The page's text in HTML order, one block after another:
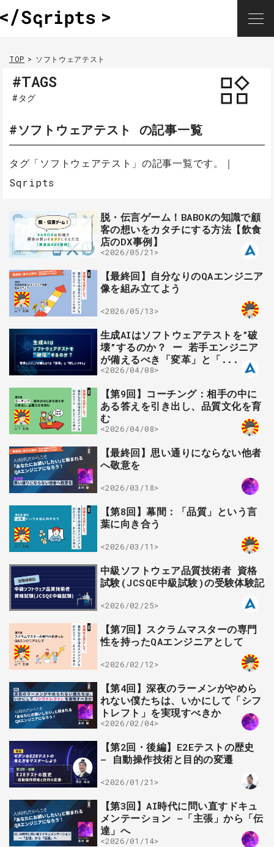
TOP ソフトウェアテスト
#TAGS
#タグ
#ソフトウェアテスト の記事一覧
タグ「ソフトウェアテスト」の記事一覧です。｜
Sqripts
脱・伝言ゲーム！BABOKの知識で顧
客の想いをカタチにする方法【飲食
店のDX事例】
<2026/05/21>
【最終回】自分なりのQAエンジニア
像を組み立てよう
<2026/05/13>
生成AIはソフトウェアテストを”破
壊”するのか？ ー 若手エンジニア
が備えるべき「変革」と「...
<2026/04/08>
【第9回】コーチング：相手の中に
ある答えを引き出し、品質文化を育
む
<2026/04/08>
【最終回】思い通りにならない他者
へ敬意を
<2026/03/18>
【第8回】幕間：「品質」という言
葉に向き合う
<2026/03/11>
中級ソフトウェア品質技術者 資格
試験(JCSQE中級試験)の受験体験記
<2026/02/25>
【第7回】スクラムマスターの専門
性を持ったQAエンジニアとして
<2026/02/12>
【第4回】深夜のラーメンがやめら
れない僕たちは、いかにして「シフ
トレフト」を実現すべきか
<2026/02/04>
【第2回・後編】E2Eテストの歴史
– 自動操作技術と目的の変遷
<2026/01/21>
【第3回】AI時代に問い直すドキュ
メンテーション —「主張」から「伝
達」へ
<2026/01/14>